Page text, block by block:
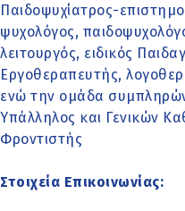
Παιδοψυχίατρος-
ψυχολόγος,
λειτουργός, ειδικός
Εργοθεραπευτής,
ενώ την ομάδα
Υπάλληλος και Γενικών
Φροντιστής
Στοιχεία Επικοινωνίας: